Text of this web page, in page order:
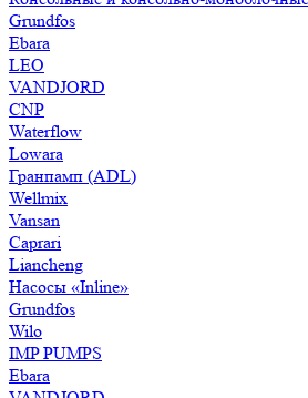
Grundfos
Ebara
LEO
VANDJORD
CNP
Waterflow
Lowara
Гранпамп (ADL)
Wellmix
Vansan
Caprari
Liancheng
Насосы «Inline»
Grundfos
Wilo
IMP PUMPS
Ebara